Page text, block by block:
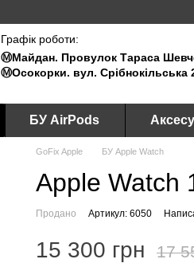
Графік роботи:
Ⓜ️Майдан. Провулок Тараса
Ⓜ️Осокорки. вул. Срібнокільська
БУ AirPods
GoFix Apple БУ Apple Watch
Apple Watch
Продано Артикул: 6050
15 300 грн 17